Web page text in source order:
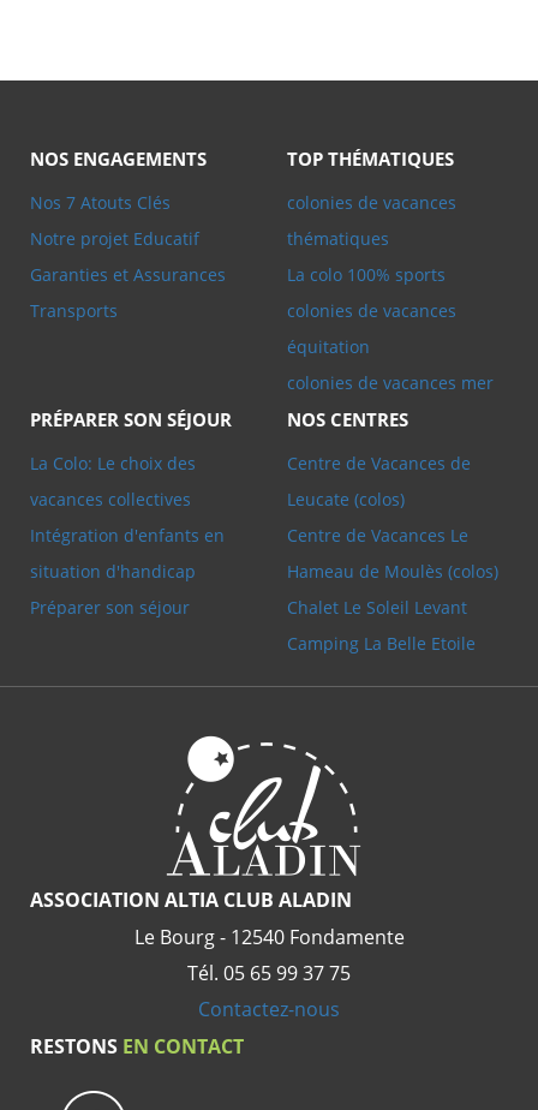
NOS ENGAGEMENTS
Nos 7 Atouts Clés
Notre projet Educatif
Garanties et Assurances
Transports
TOP THÉMATIQUES
colonies de vacances
thématiques
La colo 100% sports
colonies de vacances
équitation
colonies de vacances mer
PRÉPARER SON SÉJOUR
La Colo: Le choix des
vacances collectives
Intégration d'enfants en
situation d'handicap
Préparer son séjour
NOS CENTRES
Centre de Vacances de
Leucate (colos)
Centre de Vacances Le
Hameau de Moulès (colos)
Chalet Le Soleil Levant
Camping La Belle Etoile
ASSOCIATION ALTIA CLUB ALADIN
Le Bourg - 12540 Fondamente
Tél. 05 65 99 37 75
Contactez-nous
RESTONS EN CONTACT